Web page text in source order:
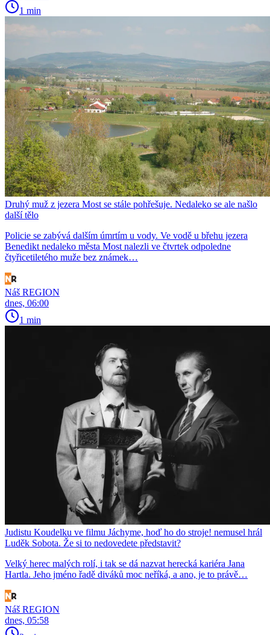
1 min
Druhý muž z jezera Most se stále pohřešuje. Nedaleko se ale našlo
další tělo
Policie se zabývá dalším úmrtím u vody. Ve vodě u břehu jezera
Benedikt nedaleko města Most nalezli ve čtvrtek odpoledne
čtyřicetiletého muže bez známek…
Náš REGION
dnes, 06:00
1 min
Judistu Koudelku ve filmu Jáchyme, hoď ho do stroje! nemusel hrál
Luděk Sobota. Že si to nedovedete představit?
Velký herec malých rolí, i tak se dá nazvat herecká kariéra Jana
Hartla. Jeho jméno řadě diváků moc neříká, a ano, je to právě…
Náš REGION
dnes, 05:58